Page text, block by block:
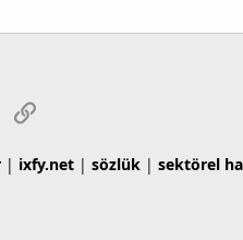
postaLink
| ixfy.net| sözlük| sektörel